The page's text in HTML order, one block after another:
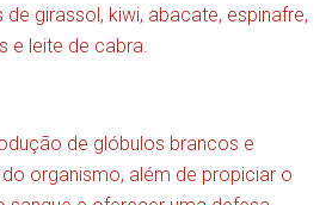
girassol, kiwi, abacate, espinafre,
e leite de cabra.
de glóbulos brancos e
organismo, além de propiciar o